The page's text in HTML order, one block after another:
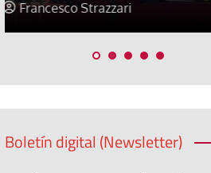
Jose Luis Palacios
Boletín digital (Newsletter)